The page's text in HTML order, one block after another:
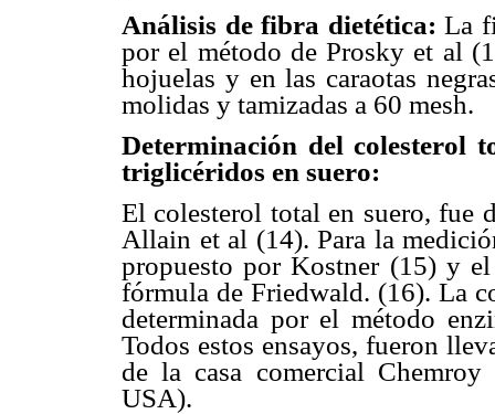
Análisis de fibra dietética: La
por el método de Prosky et al
hojuelas y en las caraotas
molidas y tamizadas a 60 mesh.
Determinación del colesterol
triglicéridos en suero:
El colesterol total en suero, fue
Allain et al (14). Para la
propuesto por Kostner (15) y
fórmula de Friedwald. (16). La
determinada por el método
Todos estos ensayos, fueron
de la casa comercial
USA).